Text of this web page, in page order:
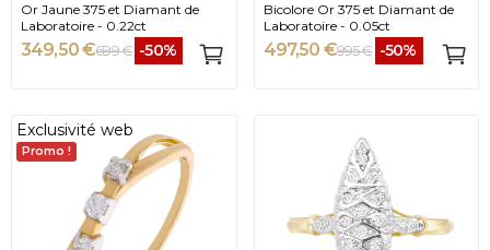
Or Jaune 375 et Diamant de
Laboratoire - 0.22ct
349,50 €699 € -50%
Bicolore Or 375 et Diamant de
Laboratoire - 0.05ct
497,50 €995 € -50%
Exclusivité web
Promo !